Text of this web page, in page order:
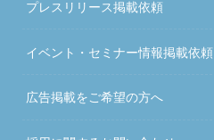
プレスリリース掲載依頼
イベント・セミナー情報掲載依頼
広告掲載をご希望の方へ